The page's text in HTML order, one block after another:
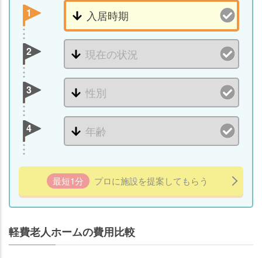
1
2
3
4
最短1分 プロに施設を提案してもらう
軽費老人ホームの費用比較